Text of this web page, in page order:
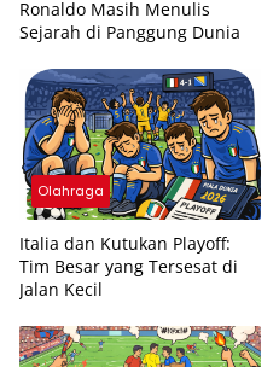
Ronaldo Masih Menulis
Sejarah di Panggung Dunia
Olahraga
Italia dan Kutukan Playoff:
Tim Besar yang Tersesat di
Jalan Kecil